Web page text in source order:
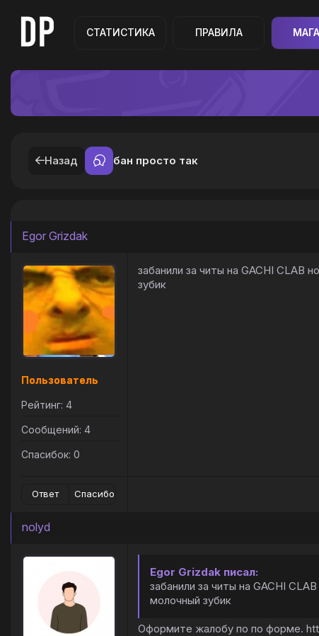
СТАТИСТИКА ПРАВИЛА
Назад бан просто так
Egor Grizdak
Пользователь
Рейтинг: 4
Сообщений: 4
Спасибок: 0
забанили за читы на GACHI CLAB
зубик
Ответ Спасибо
nolyd
Egor Grizdak писал:
забанили за читы на GACHI
молочный зубик
Оформите жалобу по по форме.